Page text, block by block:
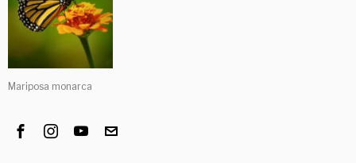
Mariposa monarca